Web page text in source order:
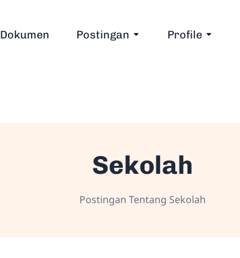
Dokumen Postingan Profile
Sekolah
Postingan Tentang Sekolah